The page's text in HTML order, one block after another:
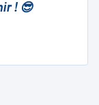
! 😎